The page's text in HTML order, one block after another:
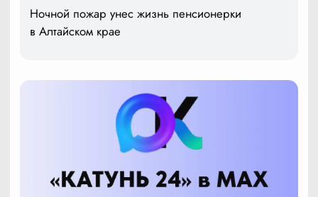
Ночной пожар унес жизнь пенсионерки
в Алтайском крае